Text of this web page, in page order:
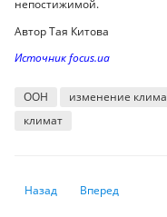
непостижимой.
Автор Тая Китова
Источник focus.ua
ООН изменение
климат
Предыдущий: ВОЗ
Назад Следующий:
Вперед